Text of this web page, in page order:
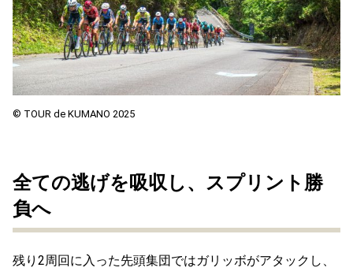
© TOUR de KUMANO 2025
全ての逃げを吸収し、スプリント勝
負へ
残り2周回に入った先頭集団ではガリッボがアタックし、